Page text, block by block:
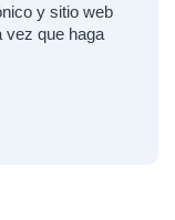
y sitio web
vez que haga